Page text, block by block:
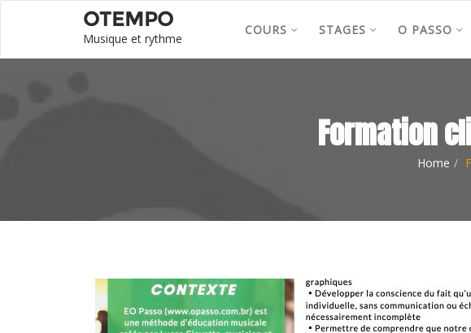
OTEMPO
Musique et rythme
COURS STAGES O PASSO
Formation
Home